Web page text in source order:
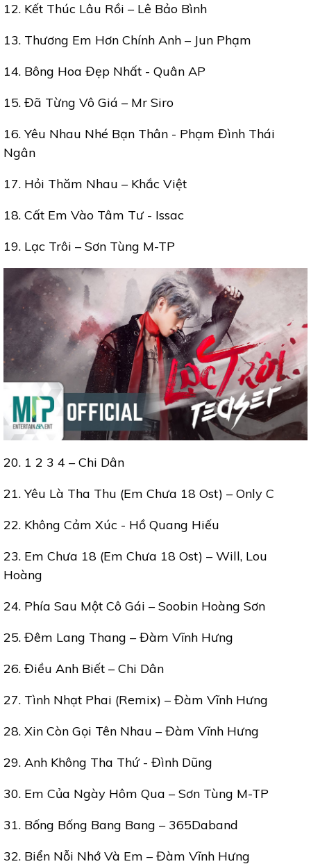
12. Kết Thúc Lâu Rồi – Lê Bảo Bình
13. Thương Em Hơn Chính Anh – Jun Phạm
14. Bông Hoa Đẹp Nhất - Quân AP
15. Đã Từng Vô Giá – Mr Siro
16. Yêu Nhau Nhé Bạn Thân - Phạm Đình Thái
Ngân
17. Hỏi Thăm Nhau – Khắc Việt
18. Cất Em Vào Tâm Tư - Issac
19. Lạc Trôi – Sơn Tùng M-TP
20. 1 2 3 4 – Chi Dân
21. Yêu Là Tha Thu (Em Chưa 18 Ost) – Only C
22. Không Cảm Xúc - Hồ Quang Hiếu
23. Em Chưa 18 (Em Chưa 18 Ost) – Will, Lou
Hoàng
24. Phía Sau Một Cô Gái – Soobin Hoàng Sơn
25. Đêm Lang Thang – Đàm Vĩnh Hưng
26. Điều Anh Biết – Chi Dân
27. Tình Nhạt Phai (Remix) – Đàm Vĩnh Hưng
28. Xin Còn Gọi Tên Nhau – Đàm Vĩnh Hưng
29. Anh Không Tha Thứ - Đình Dũng
30. Em Của Ngày Hôm Qua – Sơn Tùng M-TP
31. Bống Bống Bang Bang – 365Daband
32. Biển Nỗi Nhớ Và Em – Đàm Vĩnh Hưng